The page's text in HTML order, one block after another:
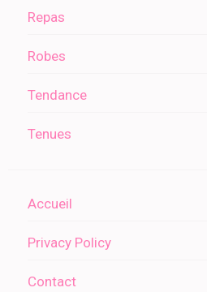
Repas
Robes
Tendance
Tenues
Accueil
Privacy Policy
Contact